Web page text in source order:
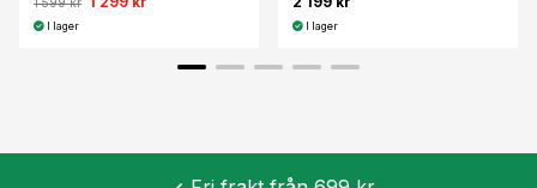
I lager I lager